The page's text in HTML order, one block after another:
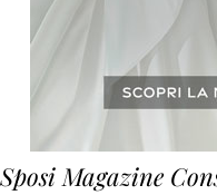
Sposi Magazine